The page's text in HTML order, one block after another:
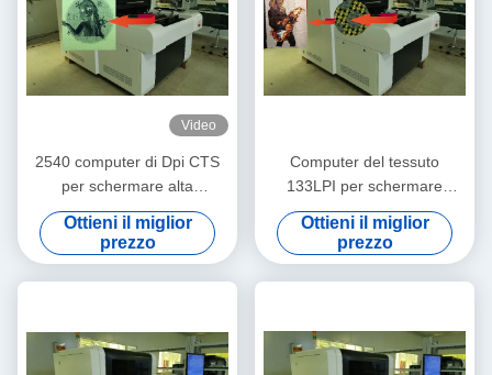
Video
2540 computer di Dpi CTS
per schermare alta
precisione 900x1000mm del
tessuto
Ottieni il miglior
prezzo
Computer del tessuto
133LPI per schermare
esposizione della macchina
Ottieni il miglior
prezzo